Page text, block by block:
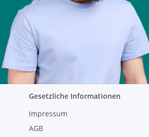
Gesetzliche Informationen
Impressum
AGB